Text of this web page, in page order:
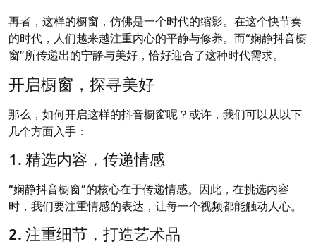
再者，这样的橱窗，仿佛是一个时代的缩影。在这个快节奏
的时代，人们越来越注重内心的平静与修养。而“娴静抖音橱
窗”所传递出的宁静与美好，恰好迎合了这种时代需求。
开启橱窗，探寻美好
那么，如何开启这样的抖音橱窗呢？或许，我们可以从以下
几个方面入手：
1. 精选内容，传递情感
“娴静抖音橱窗”的核心在于传递情感。因此，在挑选内容
时，我们要注重情感的表达，让每一个视频都能触动人心。
2. 注重细节，打造艺术品